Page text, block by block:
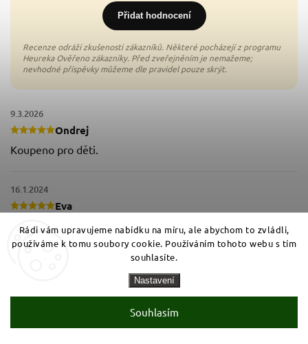
Rádi vám upravujeme nabídku na míru, ale abychom to zvládli,
používáme k tomu soubory cookie. Používáním tohoto webu s tím
souhlasíte.
Nastavení
Souhlasím
Přidat hodnocení
Ondrej
9.3.2026
Koupeno pro děti.
Eva
16.1.2024
Chuťově dobré, prý méně sladké než u nás kupované
dobré měkké chutnají